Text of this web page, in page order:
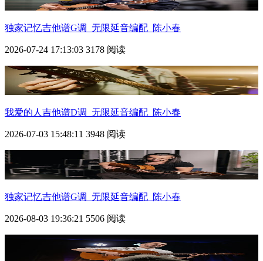
独家记忆吉他谱G调_无限延音编配_陈小春
2026-07-24 17:13:03 3178 阅读
我爱的人吉他谱D调_无限延音编配_陈小春
2026-07-03 15:48:11 3948 阅读
独家记忆吉他谱G调_无限延音编配_陈小春
2026-08-03 19:36:21 5506 阅读